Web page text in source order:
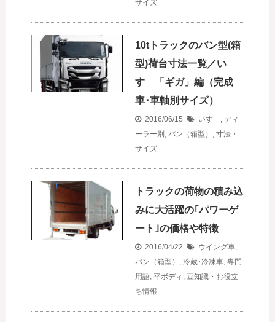
サイズ
10tトラックのバン型(箱
型)荷台寸法一覧／い
すゞ「ギガ」編（完成
車･車軸別サイズ）
2016/06/15 いすゞ , ディ
ーラー別 , バン（箱型） , 寸法・
サイズ
トラックの荷物の積み込
みに大活躍の｢パワーゲ
ート｣の価格や特徴
2016/04/22 ウイング車,
バン（箱型） , 冷蔵･冷凍車, 専門
用語, 平ボディ , 豆知識・お役立
ち情報